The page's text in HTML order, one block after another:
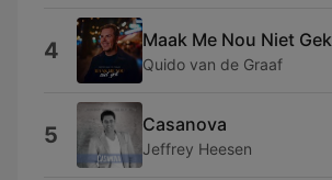
4 Maak Me Nou Niet Gek
Quido van de Graaf
5 Casanova
Jeffrey Heesen